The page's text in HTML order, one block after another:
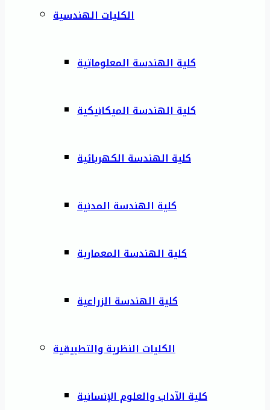
الكليات الهندسية
كلية الهندسة المعلوماتية
كلية الهندسة الميكانيكية
كلية الهندسة الكهربائية
كلية الهندسة المدنية
كلية الهندسة المعمارية
كلية الهندسة الزراعية
الكليات النظرية والتطبيقية
كلية الآداب والعلوم الإنسانية